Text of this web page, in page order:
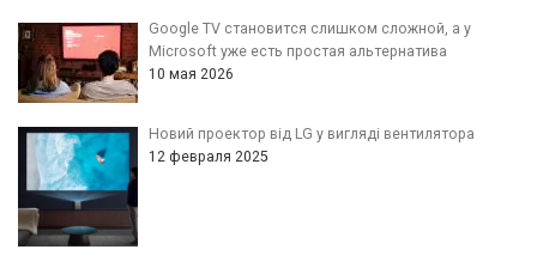
Google TV становится слишком сложной, а у
Microsoft уже есть простая альтернатива
10 мая 2026
Новий проектор від LG у вигляді вентилятора
12 февраля 2025